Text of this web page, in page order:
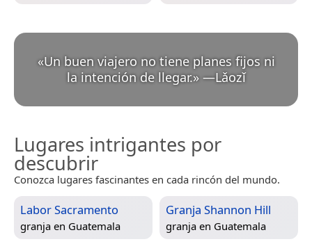
«Un buen viajero no tiene planes fijos ni
la intención de llegar.» —Lǎozǐ
Lugares intrigantes por
descubrir
Conozca lugares fascinantes en cada rincón del mundo.
Labor Sacramento
granja en Guatemala
Granja Shannon Hill
granja en Guatemala